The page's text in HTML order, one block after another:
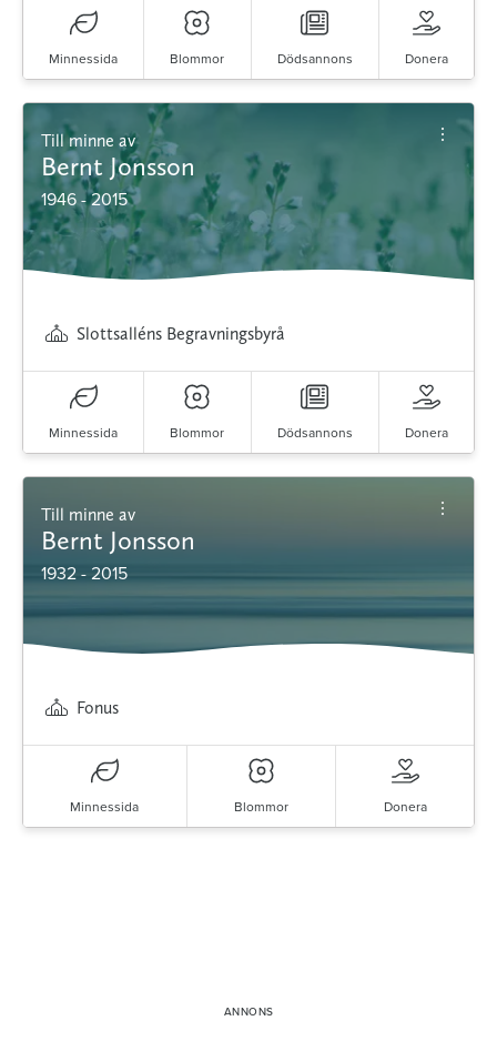
Minnessida Blommor Dödsannons Donera
Till minne av
Bernt Jonsson
1946 - 2015
Slottsalléns Begravningsbyrå
Minnessida Blommor Dödsannons Donera
Till minne av
Bernt Jonsson
1932 - 2015
Fonus
Minnessida Blommor Donera